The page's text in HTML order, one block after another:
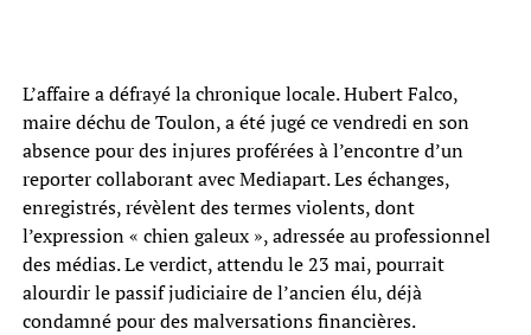
L’affaire a défrayé la chronique locale. Hubert Falco,
maire déchu de Toulon, a été jugé ce vendredi en son
absence pour des injures proférées à l’encontre d’un
reporter collaborant avec Mediapart. Les échanges,
enregistrés, révèlent des termes violents, dont
l’expression « chien galeux », adressée au professionnel
des médias. Le verdict, attendu le 23 mai, pourrait
alourdir le passif judiciaire de l’ancien élu, déjà
condamné pour des malversations financières.